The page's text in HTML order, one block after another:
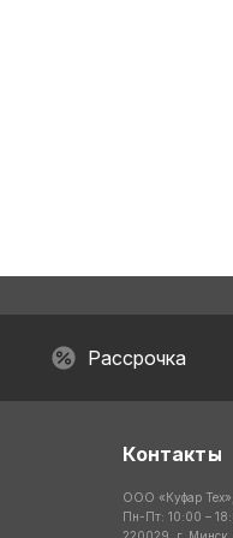
Рассрочка
Контакты
ООО «Куфар
Пн-Пт: 10:00 –